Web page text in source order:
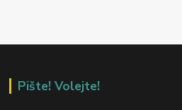
Pište! Volejte!